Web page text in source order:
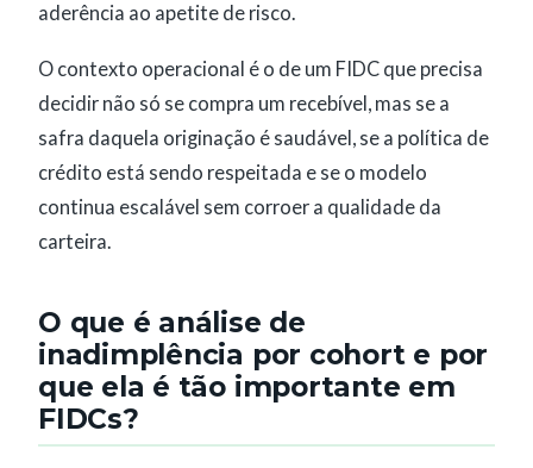
aderência ao apetite de risco.
O contexto operacional é o de um FIDC que precisa
decidir não só se compra um recebível, mas se a
safra daquela originação é saudável, se a política de
crédito está sendo respeitada e se o modelo
continua escalável sem corroer a qualidade da
carteira.
O que é análise de
inadimplência por cohort e por
que ela é tão importante em
FIDCs?